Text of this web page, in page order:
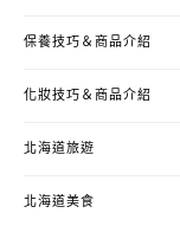
保養技巧＆商品介紹
化妝技巧＆商品介紹
北海道旅遊
北海道美食